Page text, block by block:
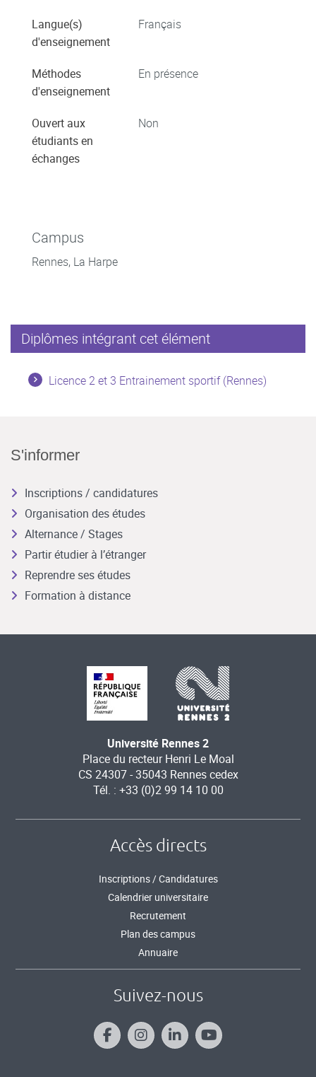
Langue(s)
d'enseignement
Français
Méthodes
d'enseignement
En présence
Ouvert aux
étudiants en
échanges
Non
Campus
Rennes, La Harpe
Diplômes intégrant cet élément
Licence 2 et 3 Entrainement sportif (Rennes)
S'informer
Inscriptions / candidatures
Organisation des études
Alternance / Stages
Partir étudier à l’étranger
Reprendre ses études
Formation à distance
Université Rennes 2
Place du recteur Henri Le Moal
CS 24307 - 35043 Rennes cedex
Tél. : +33 (0)2 99 14 10 00
Accès directs
Inscriptions / Candidatures
Calendrier universitaire
Recrutement
Plan des campus
Annuaire
Suivez-nous